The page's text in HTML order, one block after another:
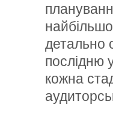
детально
послідню
кожна